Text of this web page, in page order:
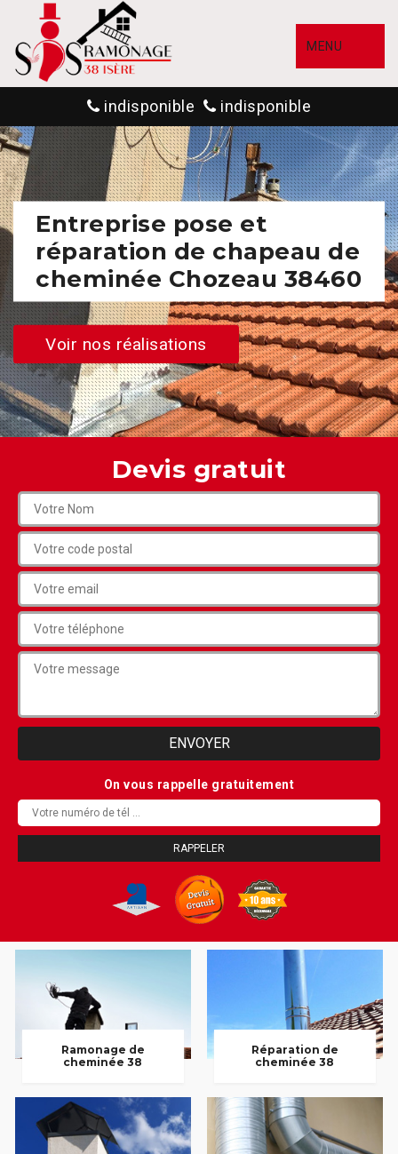
MENU
indisponible indisponible
Entreprise pose et
réparation de chapeau de
cheminée Chozeau 38460
Voir nos réalisations
Devis gratuit
On vous rappelle gratuitement
Ramonage de
cheminée 38
Réparation de
cheminée 38